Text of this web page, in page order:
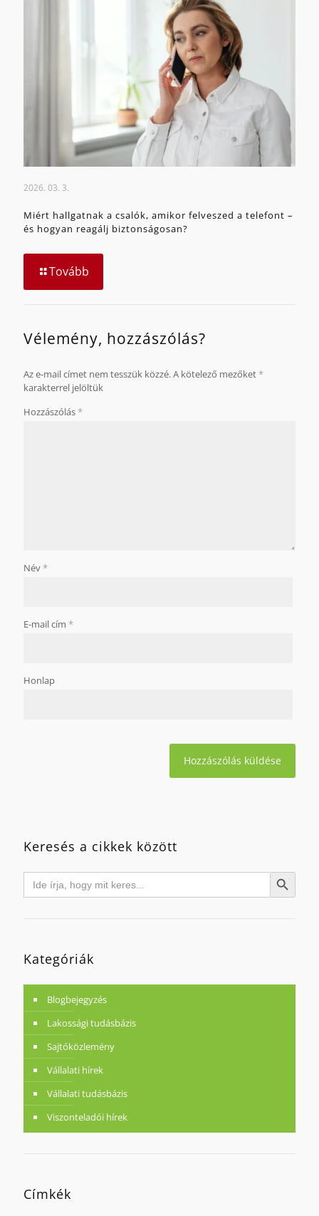
2026. 03. 3.
Miért hallgatnak a csalók, amikor felveszed a telefont –
és hogyan reagálj biztonságosan?
Tovább
Vélemény, hozzászólás?
Az e-mail címet nem tesszük közzé.A kötelező mezőket*
karakterrel jelöltük
Hozzászólás*
Név*
E-mail cím *
Honlap
Keresés a cikkek között
Search
for: Search Button
Kategóriák
Blogbejegyzés
Lakossági tudásbázis
Sajtóközlemény
Vállalati hírek
Vállalati tudásbázis
Viszonteladói hírek
Címkék